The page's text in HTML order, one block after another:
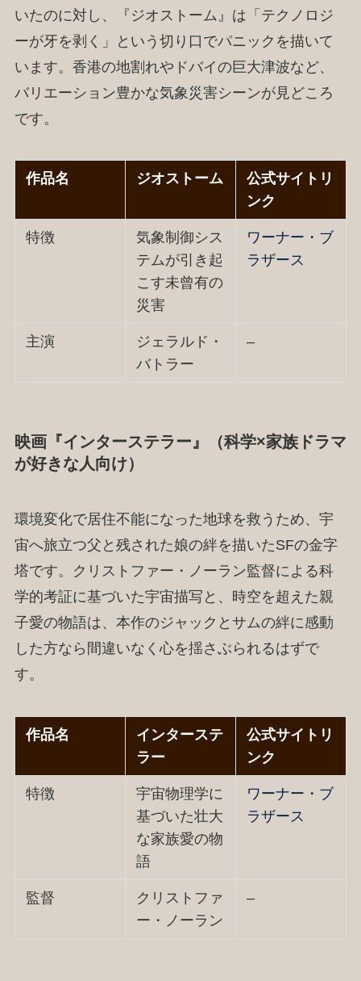
いたのに対し、『ジオストーム』は「テクノロジ
ーが牙を剥く」という切り口でパニックを描いて
います。香港の地割れやドバイの巨大津波など、
バリエーション豊かな気象災害シーンが見どころ
です。
作品名 ジオストーム
公式サイトリ
ンク
特徴
気象制御シス
テムが引き起
こす未曾有の
災害
ワーナー・ブ
ラザース
主演
ジェラルド・
バトラー
–
映画『インターステラー』（科学×家族ドラマ
が好きな人向け）
環境変化で居住不能になった地球を救うため、宇
宙へ旅立つ父と残された娘の絆を描いたSFの金字
塔です。クリストファー・ノーラン監督による科
学的考証に基づいた宇宙描写と、時空を超えた親
子愛の物語は、本作のジャックとサムの絆に感動
した方なら間違いなく心を揺さぶられるはずで
す。
作品名
インターステ
ラー
公式サイトリ
ンク
特徴
宇宙物理学に
基づいた壮大
な家族愛の物
語
ワーナー・ブ
ラザース
監督
クリストファ
ー・ノーラン
–